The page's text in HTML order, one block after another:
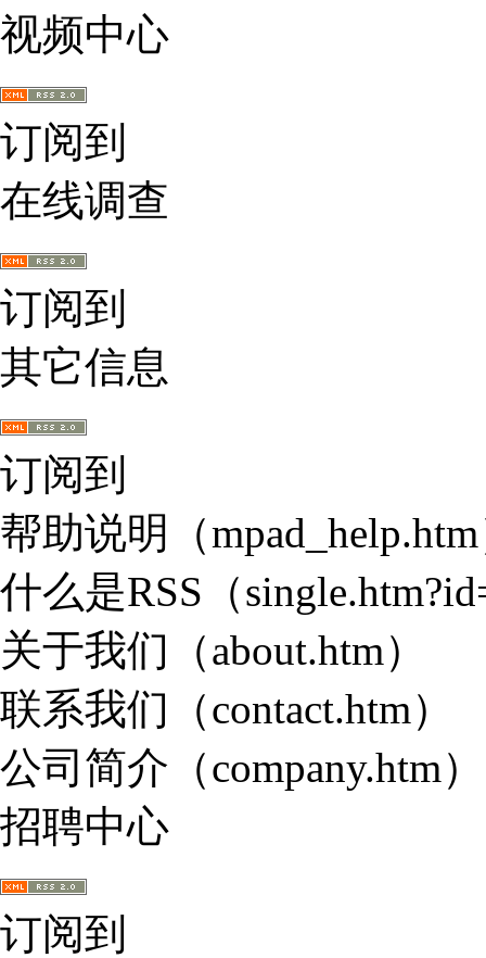
视频中心
订阅到
在线调查
订阅到
其它信息
订阅到
帮助说明
（
什么是RSS （
关于我们 （about.htm）
联系我们 （contact.htm）
公司简介 （company.htm）
招聘中心
订阅到